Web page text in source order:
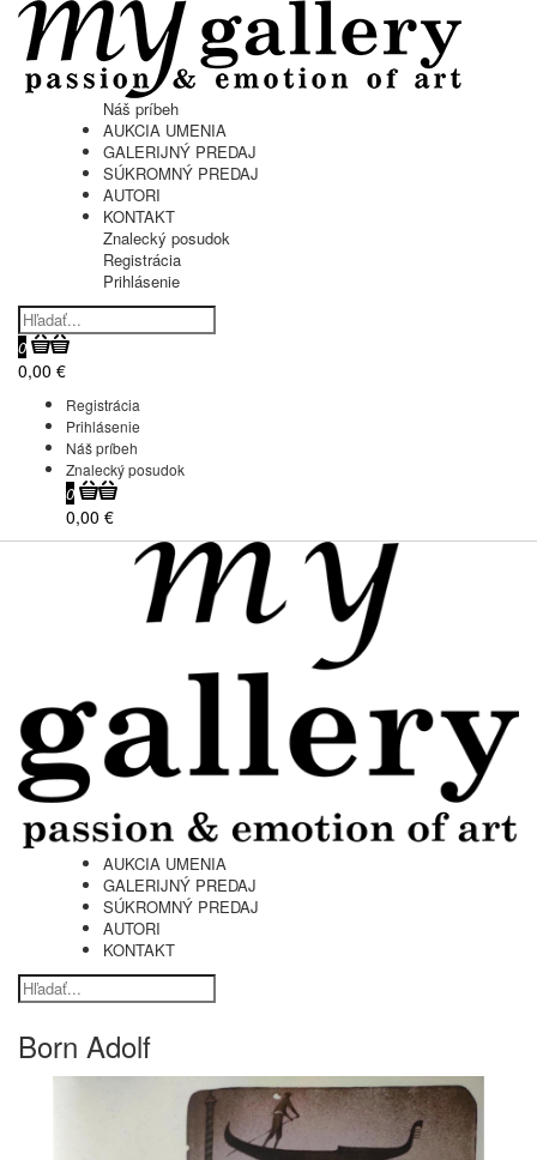
Náš príbeh
AUKCIA UMENIA
GALERIJNÝ PREDAJ
SÚKROMNÝ PREDAJ
AUTORI
KONTAKT
Znalecký posudok
Registrácia
Prihlásenie
0
0,00 €
Registrácia
Prihlásenie
Náš príbeh
Znalecký posudok
0
0,00 €
AUKCIA UMENIA
GALERIJNÝ PREDAJ
SÚKROMNÝ PREDAJ
AUTORI
KONTAKT
Born Adolf